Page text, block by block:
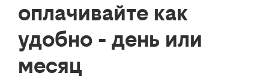
оплачивайте как
удобно - день или
месяц